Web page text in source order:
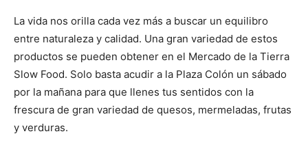
La vida nos orilla cada vez más a buscar un equilibro
entre naturaleza y calidad. Una gran variedad de estos
productos se pueden obtener en el Mercado de la Tierra
Slow Food. Solo basta acudir a la Plaza Colón un sábado
por la mañana para que llenes tus sentidos con la
frescura de gran variedad de quesos, mermeladas, frutas
y verduras.